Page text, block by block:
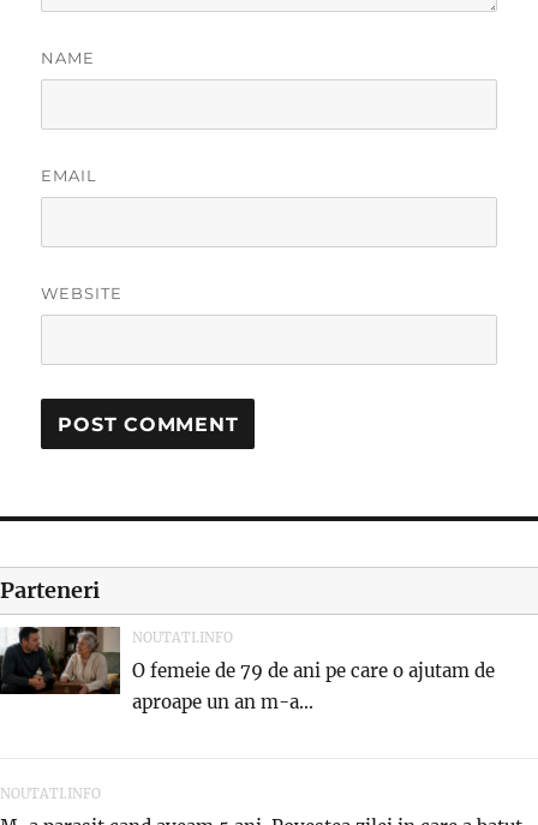
NAME
EMAIL
WEBSITE
Parteneri
NOUTATI.INFO
O femeie de 79 de ani pe care o ajutam de
aproape un an m-a...
NOUTATI.INFO